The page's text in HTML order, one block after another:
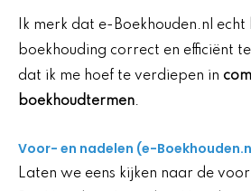
Ik merk dat e-Boekhouden.nl
boekhouding correct en efficiënt
dat ik me hoef te verdiepen in
boekhoudtermen.
Voor- en nadelen (e-
Laten we eens kijken naar de